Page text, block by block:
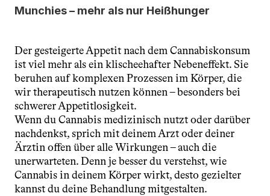
Munchies – mehr als nur Heißhunger
Der gesteigerte Appetit nach dem Cannabiskonsum
ist viel mehr als ein klischeehafter Nebeneffekt. Sie
beruhen auf komplexen Prozessen im Körper, die
wir therapeutisch nutzen können – besonders bei
schwerer Appetitlosigkeit.
Wenn du Cannabis medizinisch nutzt oder darüber
nachdenkst, sprich mit deinem Arzt oder deiner
Ärztin offen über alle Wirkungen – auch die
unerwarteten. Denn je besser du verstehst, wie
Cannabis in deinem Körper wirkt, desto gezielter
kannst du deine Behandlung mitgestalten.